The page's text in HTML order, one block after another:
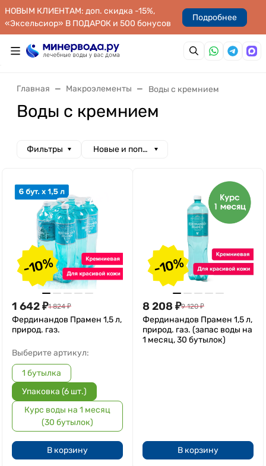
НОВЫМ КЛИЕНТАМ: доп. скидка -15%,
«Эксельсиор» В ПОДАРОК и 500 бонусов
Подробнее
Главная Макроэлементы Воды с кремнием
Воды с кремнием
Фильтры Новые и популярные
-10%
1 642₽1 824 ₽
Фердинандов Прамен 1,5 л,
природ. газ.
Выберите артикул:
1 бутылка
Упаковка (6 шт.)
Курс воды на 1 месяц
(30 бутылок)
В корзину
-10%
8 208 ₽9 120 ₽
Фердинандов Прамен 1,5 л,
природ. газ. (запас воды на
1 месяц, 30 бутылок)
В корзину